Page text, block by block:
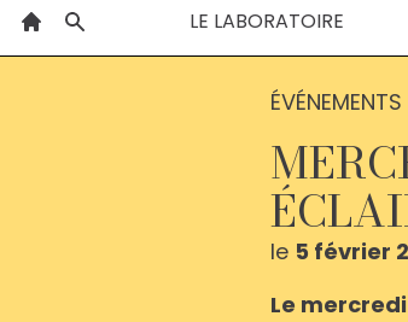
LE LABORATOIRE
ÉVÉNEMENTS
le 5 février
Le